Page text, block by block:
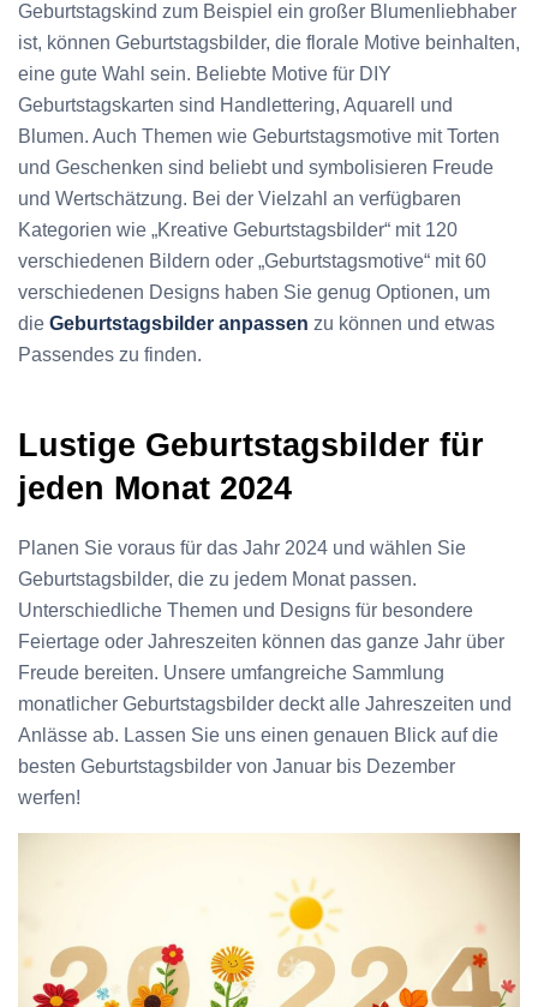
Geburtstagskind zum Beispiel ein großer Blumenliebhaber
ist, können Geburtstagsbilder, die florale Motive beinhalten,
eine gute Wahl sein. Beliebte Motive für DIY
Geburtstagskarten sind Handlettering, Aquarell und
Blumen. Auch Themen wie Geburtstagsmotive mit Torten
und Geschenken sind beliebt und symbolisieren Freude
und Wertschätzung. Bei der Vielzahl an verfügbaren
Kategorien wie „Kreative Geburtstagsbilder“ mit 120
verschiedenen Bildern oder „Geburtstagsmotive“ mit 60
verschiedenen Designs haben Sie genug Optionen, um
die Geburtstagsbilder anpassen zu können und etwas
Passendes zu finden.
Lustige Geburtstagsbilder für
jeden Monat 2024
Planen Sie voraus für das Jahr 2024 und wählen Sie
Geburtstagsbilder, die zu jedem Monat passen.
Unterschiedliche Themen und Designs für besondere
Feiertage oder Jahreszeiten können das ganze Jahr über
Freude bereiten. Unsere umfangreiche Sammlung
monatlicher Geburtstagsbilder deckt alle Jahreszeiten und
Anlässe ab. Lassen Sie uns einen genauen Blick auf die
besten Geburtstagsbilder von Januar bis Dezember
werfen!